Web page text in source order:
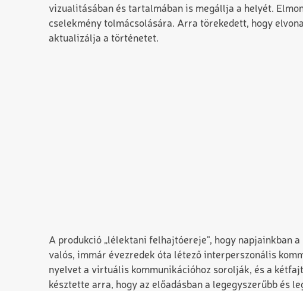
vizualitásában és tartalmában is megállja a helyét.
cselekmény tolmácsolására. Arra törekedett, hogy
aktualizálja a történetet.
A produkció „lélektani felhajtóereje", hogy napjainkban
valós, immár évezredek óta létező interperszonális
nyelvet a virtuális kommunikációhoz sorolják, és a
késztette arra, hogy az előadásban a legegyszerűbb és